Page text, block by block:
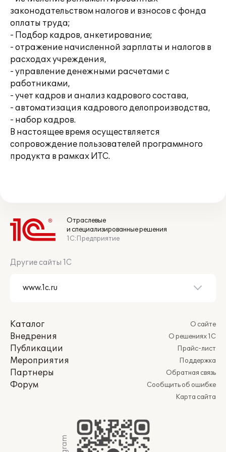
законодательством налогов и взносов с фонда
оплаты труда;
- Подбор кадров, анкетирование;
- отражение начисленной зарплаты и налогов в
расходах учреждения,
- управление денежными расчетами с
работниками,
- учет кадров и анализ кадрового состава,
- автоматизация кадрового делопроизводства,
- набор кадров.
В настоящее время осуществляется
сопровождение пользователей программного
продукта в рамках ИТС.
Отраслевые
и специализированные решения
1С:Предприятие
Другие сайты 1С
Каталог
Внедрения
Публикации
Мероприятия
Партнеры
Форум
О сайте
О решениях 1С
Прайс-лист
Поддержка
Обратная связь
Сообщить об ошибке
Карта сайта